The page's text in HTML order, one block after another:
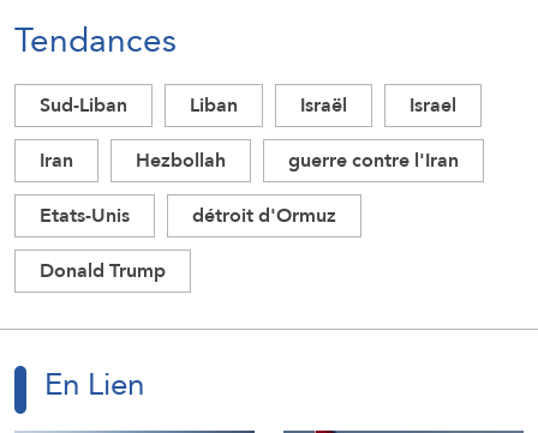
Tendances
Sud-Liban Liban Israël
Israel
Iran
Hezbollah
guerre contre l'Iran
Etats-Unis
détroit d'Ormuz
Donald Trump
En Lien